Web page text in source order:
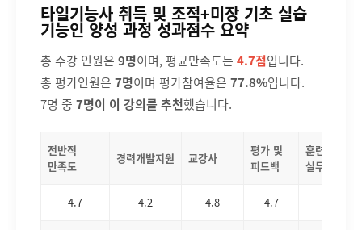
타일기능사 취득 및 조적+미장 기초 실습
기능인 양성 과정 성과점수 요약
총 수강 인원은 9명이며, 평균만족도는 4.7점입니다.
총 평가인원은 7명이며 평가참여율은 77.8%입니다.
7명 중 7명이 이 강의를 추천했습니다.
전반적
만족도
경력개발지원 교강사
평가 및
피드백
훈련과정
실무연계성
4.7 4.2 4.8 4.7